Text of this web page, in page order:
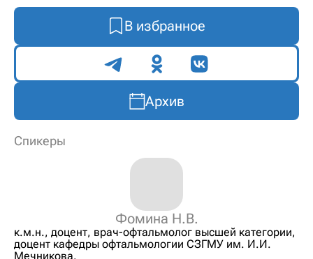
В избранное
Поделиться
Архив
Спикеры
Фомина Н.В.
к.м.н., доцент, врач-офтальмолог высшей категории,
доцент кафедры офтальмологии СЗГМУ им. И.И.
Мечникова.